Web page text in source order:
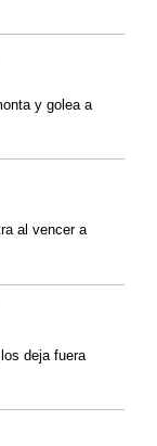
y golea a
al vencer a
deja fuera